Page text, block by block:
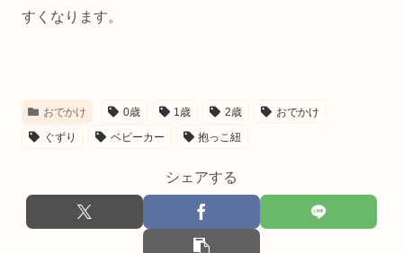
すくなります。
おでかけ 0歳 1歳 2歳 おでかけ
ぐずり ベビーカー 抱っこ紐
シェアする